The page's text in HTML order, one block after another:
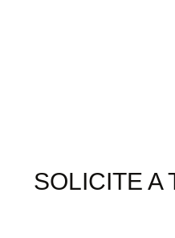
SOLICITE A